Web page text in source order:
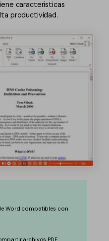
características
productividad.
Word compatibles con
archivos PDF.